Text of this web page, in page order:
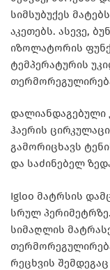
სიმსუბუქეს
აკეთებს. ასევე,
იზოლატორის
ტემპერატურის
დალიანდაგებული
ჰაერის
გამორიცხავს
და საძინებელ
Igloo მატრსის
სრულ პერიმეტრზე.
სიმაღლის
რეცხვის შემდეგაც